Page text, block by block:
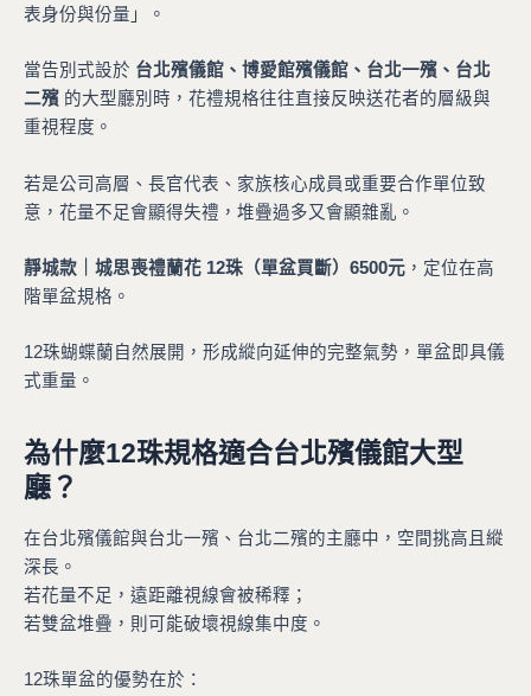
表身份與份量」。
當告別式設於 台北殯儀館、博愛館殯儀館、台北一殯、台北
二殯 的大型廳別時，花禮規格往往直接反映送花者的層級與
重視程度。
若是公司高層、長官代表、家族核心成員或重要合作單位致
意，花量不足會顯得失禮，堆疊過多又會顯雜亂。
靜城款｜城思喪禮蘭花 12珠（單盆買斷）6500元 ，定位在高
階單盆規格。
12珠蝴蝶蘭自然展開，形成縱向延伸的完整氣勢，單盆即具儀
式重量。
為什麼12珠規格適合台北殯儀館大型
廳？
在台北殯儀館與台北一殯、台北二殯的主廳中，空間挑高且縱
深長。
若花量不足，遠距離視線會被稀釋；
若雙盆堆疊，則可能破壞視線集中度。
12珠單盆的優勢在於：